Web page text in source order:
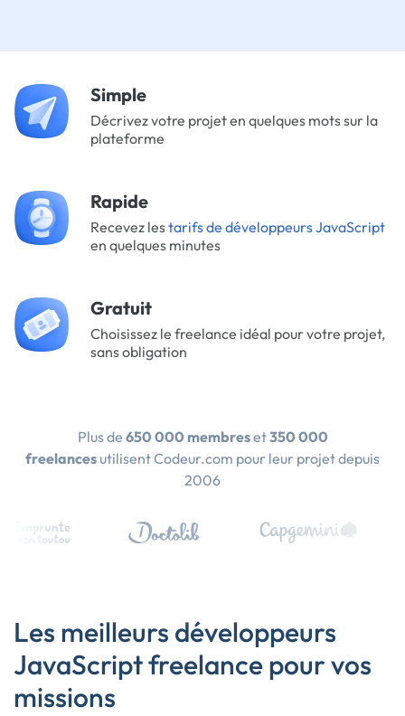
Simple
Décrivez votre projet en quelques mots sur la
plateforme
Rapide
Recevez lestarifs de développeurs JavaScript
en quelques minutes
Gratuit
Choisissez le freelance idéal pour votre projet,
sans obligation
Plus de 650 000 membreset350 000
freelances utilisent Codeur.com pour leur projet depuis
2006
Les meilleurs développeurs
JavaScript freelance pour vos
missions